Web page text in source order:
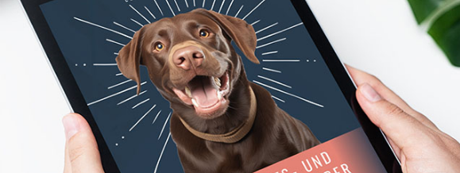
DIY Pflege-Tools für Labradore
Pflegetipps für Labradore
Fazit